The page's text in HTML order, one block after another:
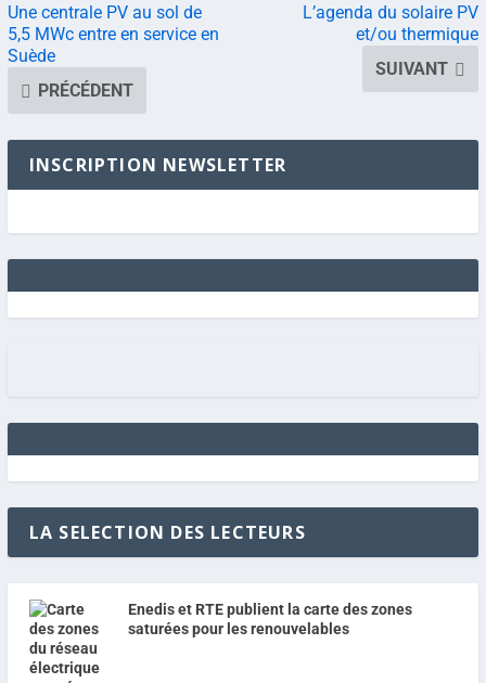
Une centrale PV au sol de
5,5 MWc entre en service en
Suède
PRÉCÉDENT
L’agenda du solaire PV
et/ou thermique
SUIVANT
INSCRIPTION NEWSLETTER
LA SELECTION DES LECTEURS
Enedis et RTE publient la carte des zones
saturées pour les renouvelables